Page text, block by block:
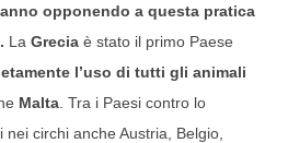
opponendo a questa pratica
La Grecia è stato il primo Paese
l’uso di tutti gli animali
Malta . Tra i Paesi contro lo
circhi anche Austria, Belgio,